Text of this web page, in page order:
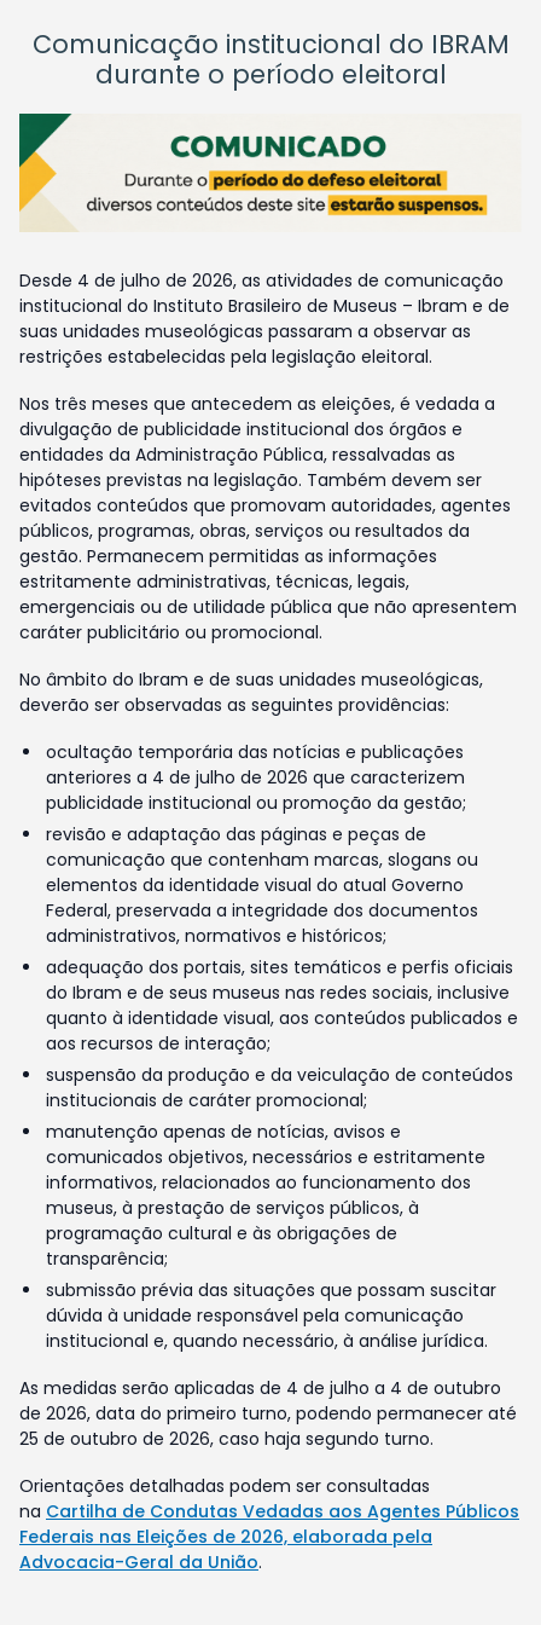
Comunicação institucional do IBRAM
durante o período eleitoral
Desde 4 de julho de 2026, as atividades de comunicação
institucional do Instituto Brasileiro de Museus – Ibram e de
suas unidades museológicas passaram a observar as
restrições estabelecidas pela legislação eleitoral.
Nos três meses que antecedem as eleições, é vedada a
divulgação de publicidade institucional dos órgãos e
entidades da Administração Pública, ressalvadas as
hipóteses previstas na legislação. Também devem ser
evitados conteúdos que promovam autoridades, agentes
públicos, programas, obras, serviços ou resultados da
gestão. Permanecem permitidas as informações
estritamente administrativas, técnicas, legais,
emergenciais ou de utilidade pública que não apresentem
caráter publicitário ou promocional.
No âmbito do Ibram e de suas unidades museológicas,
deverão ser observadas as seguintes providências:
ocultação temporária das notícias e publicações
anteriores a 4 de julho de 2026 que caracterizem
publicidade institucional ou promoção da gestão;
revisão e adaptação das páginas e peças de
comunicação que contenham marcas, slogans ou
elementos da identidade visual do atual Governo
Federal, preservada a integridade dos documentos
administrativos, normativos e históricos;
adequação dos portais, sites temáticos e perfis oficiais
do Ibram e de seus museus nas redes sociais, inclusive
quanto à identidade visual, aos conteúdos publicados e
aos recursos de interação;
suspensão da produção e da veiculação de conteúdos
institucionais de caráter promocional;
manutenção apenas de notícias, avisos e
comunicados objetivos, necessários e estritamente
informativos, relacionados ao funcionamento dos
museus, à prestação de serviços públicos, à
programação cultural e às obrigações de
transparência;
submissão prévia das situações que possam suscitar
dúvida à unidade responsável pela comunicação
institucional e, quando necessário, à análise jurídica.
As medidas serão aplicadas de 4 de julho a 4 de outubro
de 2026, data do primeiro turno, podendo permanecer até
25 de outubro de 2026, caso haja segundo turno.
Orientações detalhadas podem ser consultadas
na Cartilha de Condutas Vedadas aos Agentes Públicos
Federais nas Eleições de 2026, elaborada pela
Advocacia-Geral da União.